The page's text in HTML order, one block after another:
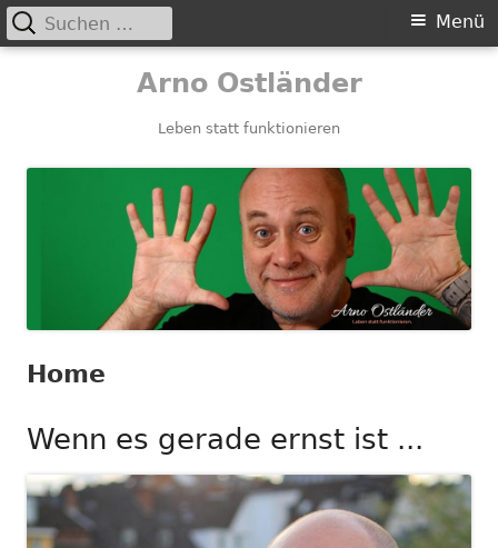
Arno Ostländer
Leben statt funktionieren
Primäres
Menü
Suchen
nach:
Home
Wenn es gerade ernst ist ...